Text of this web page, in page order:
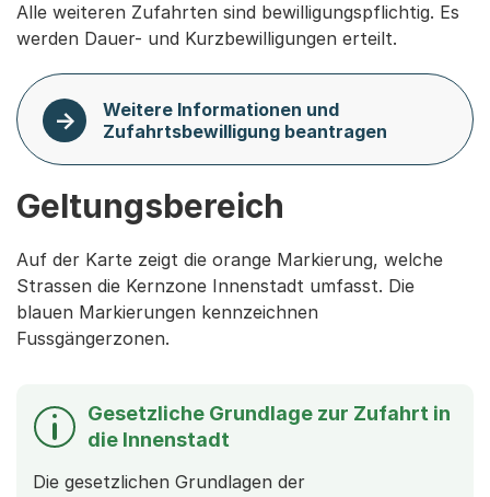
Alle weiteren Zufahrten sind bewilligungspflichtig. Es
werden Dauer- und Kurzbewilligungen erteilt.
Weitere Informationen und
Zufahrtsbewilligung beantragen
Geltungsbereich
Auf der Karte zeigt die orange Markierung, welche
Strassen die Kernzone Innenstadt umfasst. Die
blauen Markierungen kennzeichnen
Fussgängerzonen.
Gesetzliche Grundlage zur Zufahrt in
die Innenstadt
Die gesetzlichen Grundlagen der